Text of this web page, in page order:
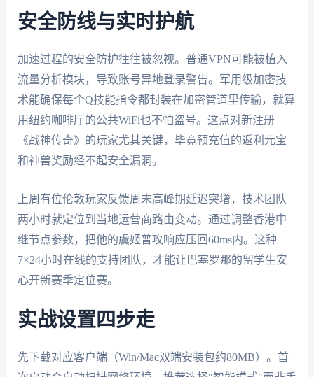
安全防线与实时护航
加速过程的安全防护往往被忽视。普通VPN可能被植入
流量分析模块，导致账号异地登录警告。军用级加密技
术能确保每个Q技能指令都封装在加密管道里传输，就算
用纽约咖啡厅的公共WiFi也不怕盗号。这点对新注册
《战神传奇》的玩家尤其关键，毕竟预充值的返利元宝
和神兽奖励经不起安全漏洞。
上周有位伦敦玩家反馈周末高峰期延迟突增，技术团队
两小时就定位到当地运营商路由变动。通过调整香港中
继节点参数，把他的虞姬普攻响应压回60ms内。这种
7×24小时在线的支持团队，才能让巴塞罗那的留学生安
心开新赛季定位赛。
实战设置四步走
先下载对应客户端（Win/Mac双端安装包约80MB）。首